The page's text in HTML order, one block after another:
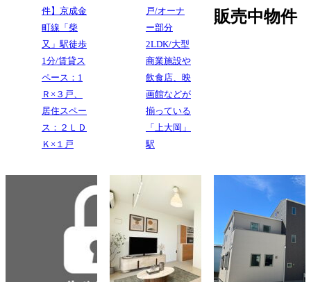
件】京成金
町線「柴
又」駅徒歩
1分/賃貸ス
ペース：1
Ｒ×３戸、
居住スペー
ス：２ＬＤ
Ｋ×１戸
戸/オーナ
ー部分
2LDK/大型
商業施設や
飲食店、映
画館などが
揃っている
「上大岡」
駅
販売中物件